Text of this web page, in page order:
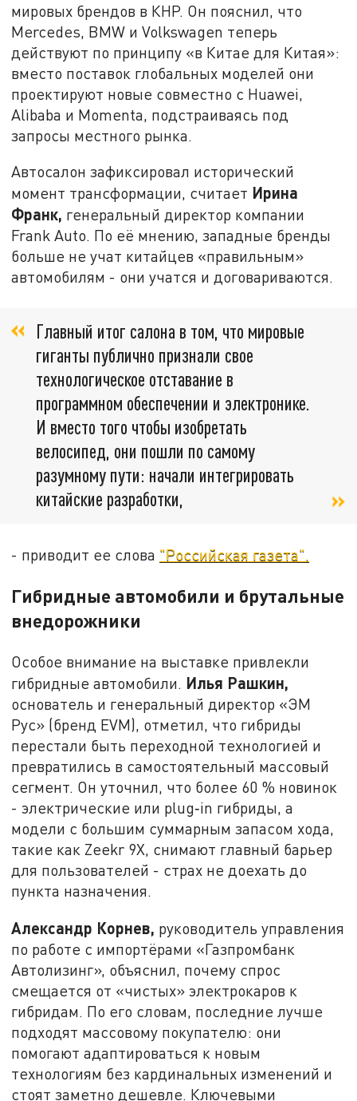
мировых брендов в КНР. Он пояснил, что
Mercedes, BMW и Volkswagen теперь
действуют по принципу «в Китае для Китая»:
вместо поставок глобальных моделей они
проектируют новые совместно с Huawei,
Alibaba и Momenta, подстраиваясь под
запросы местного рынка.
Автосалон зафиксировал исторический
момент трансформации, считает Ирина
Франк, генеральный директор компании
Frank Auto. По её мнению, западные бренды
больше не учат китайцев «правильным»
автомобилям - они учатся и договариваются.
Главный итог салона в том, что мировые
гиганты публично признали свое
технологическое отставание в
программном обеспечении и электронике.
И вместо того чтобы изобретать
велосипед, они пошли по самому
разумному пути: начали интегрировать
китайские разработки,
- приводит ее слова "Российская газета".
Гибридные автомобили и брутальные
внедорожники
Особое внимание на выставке привлекли
гибридные автомобили. Илья Рашкин,
основатель и генеральный директор «ЭМ
Рус» (бренд EVM), отметил, что гибриды
перестали быть переходной технологией и
превратились в самостоятельный массовый
сегмент. Он уточнил, что более 60 % новинок
- электрические или plug‑in гибриды, а
модели с большим суммарным запасом хода,
такие как Zeekr 9X, снимают главный барьер
для пользователей - страх не доехать до
пункта назначения.
Александр Корнев, руководитель управления
по работе с импортёрами «Газпромбанк
Автолизинг», объяснил, почему спрос
смещается от «чистых» электрокаров к
гибридам. По его словам, последние лучше
подходят массовому покупателю: они
помогают адаптироваться к новым
технологиям без кардинальных изменений и
стоят заметно дешевле. Ключевыми